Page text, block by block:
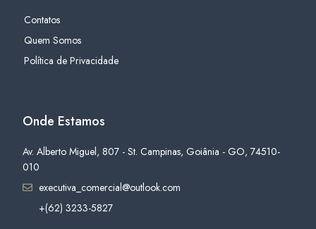
Contatos
Quem Somos
Política de Privacidade
Onde Estamos
Av. Alberto Miguel, 807 - St. Campinas, Goiânia - GO, 74510-
010
executiva_comercial@outlook.com
+(62) 3233-5827